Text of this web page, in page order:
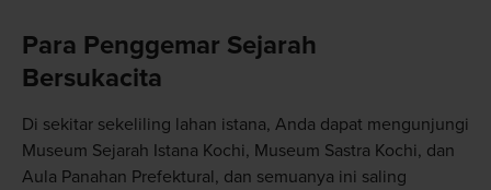
Para Penggemar Sejarah
Bersukacita
Di sekitar sekeliling lahan istana, Anda dapat mengunjungi
Museum Sejarah Istana Kochi, Museum Sastra Kochi, dan
Aula Panahan Prefektural, dan semuanya ini saling